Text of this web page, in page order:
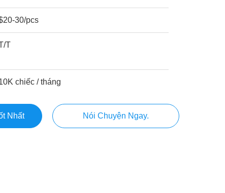
30/pcs
T
chiếc / tháng
Nhất Nói Chuyện Ngay.